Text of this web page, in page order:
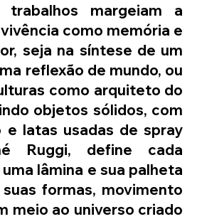
trabalhos margeiam a
como memória e
seja na síntese de um
reflexão de mundo, ou
como arquiteto do
objetos sólidos, com
e latas usadas de spray
Ruggi, define cada
lâmina e sua palheta
formas, movimento
meio ao universo criado